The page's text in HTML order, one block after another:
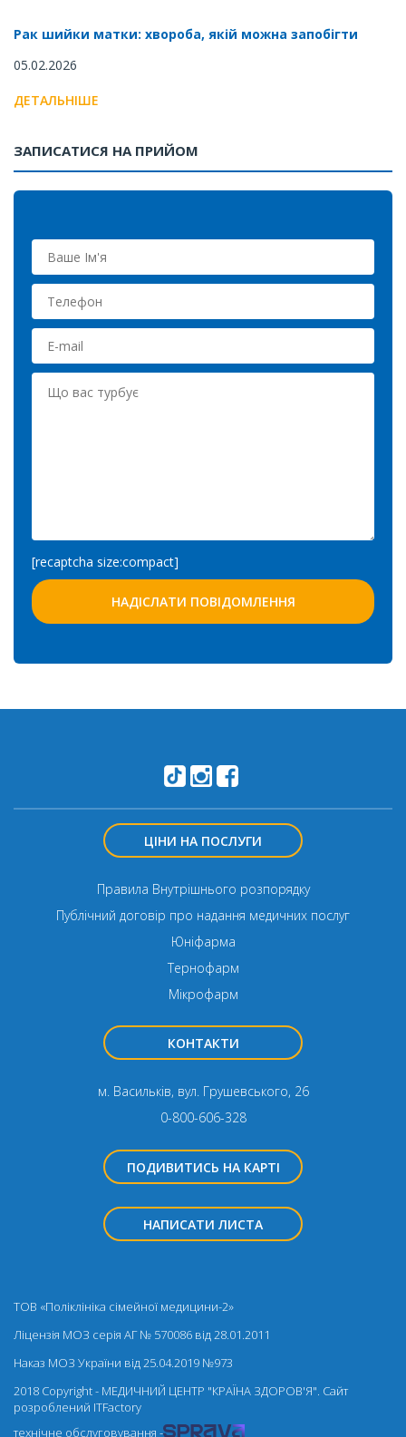
Рак шийки матки: хвороба, якій можна запобігти
05.02.2026
ДЕТАЛЬНІШЕ
ЗАПИСАТИСЯ НА ПРИЙОМ
[recaptcha size:compact]
ЦІНИ НА ПОСЛУГИ
Правила Внутрішнього розпорядку
Публічний договір про надання медичних послуг
Юніфарма
Тернофарм
Мікрофарм
КОНТАКТИ
м. Васильків, вул. Грушевського, 26
0-800-606-328
ПОДИВИТИСЬ НА КАРТІ
НАПИСАТИ ЛИСТА
ТОВ «Поліклініка сімейної медицини-2»
Ліцензія МОЗ серія АГ № 570086 від 28.01.2011
Наказ МОЗ України від 25.04.2019 №973
2018 Copyright - МЕДИЧНИЙ ЦЕНТР "КРАЇНА ЗДОРОВ'Я". Cайт
розроблений ITFactory
технічне обслуговування -